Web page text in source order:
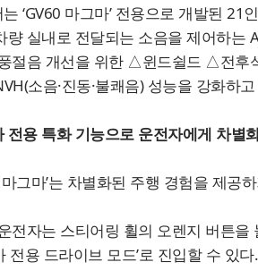
‘GV60 마그마’ 전용으로 개발된
량 실내로 전달되는 소음을 제어하는
절음 개선을 위한 △윈드쉴드 △전후
소음·진동·불쾌음) 성능을 강화하
전용 특화 기능으로 운전자에게 차별
마그마’는 차별화된 주행 경험을 제
전자는 스티어링 휠의 오렌지 버튼
전용 드라이브 모드’로 진입할 수 있다.